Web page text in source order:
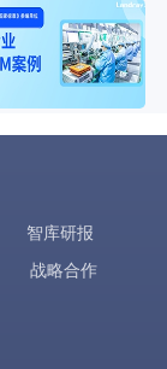
智库研报
战略合作